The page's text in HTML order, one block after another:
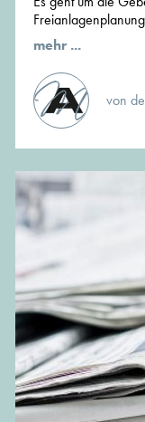
mehr ...
von